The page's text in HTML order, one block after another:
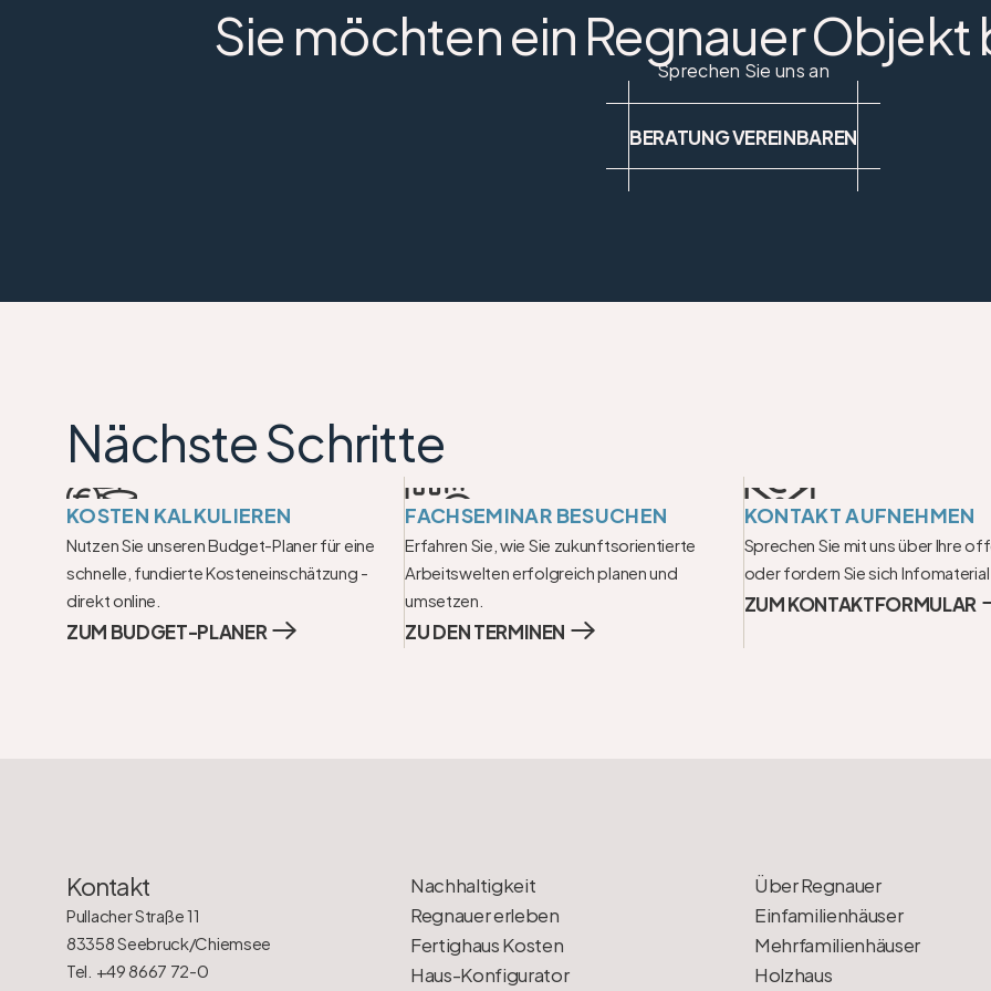
Sie möchten ein Regnauer
Sprechen Sie uns an
BERATUNG VEREINBAREN
Nächste Schritte
KOSTEN KALKULIEREN
Nutzen Sie unseren Budget-Planer für eine
schnelle, fundierte Kosteneinschätzung -
direkt online.
ZUM BUDGET-PLANER
FACHSEMINAR BESUCHEN
Erfahren Sie, wie Sie zukunftsorientierte
Arbeitswelten erfolgreich planen und
umsetzen.
ZU DEN TERMINEN
KONTAKT AUFNEHMEN
Sprechen Sie mit uns über Ihre
oder fordern Sie sich Infomaterial
ZUM KONTAKTFORMULAR
Kontakt
Pullacher Straße 11
83358 Seebruck/Chiemsee
Tel. +49 8667 72-0
Nachhaltigkeit
Regnauer erleben
Fertighaus Kosten
Haus-Konfigurator
Über Regnauer
Einfamilienhäuser
Mehrfamilienhäuser
Holzhaus